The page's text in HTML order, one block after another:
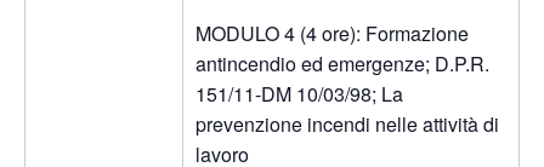
MODULO 4 (4 ore): Formazione
antincendio ed emergenze; D.P.R.
151/11-DM 10/03/98; La
prevenzione incendi nelle attività di
lavoro